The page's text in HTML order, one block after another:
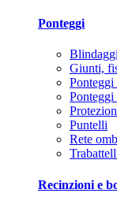
Ponteggi
Giunti,
Ponteggi
Ponteggi
Puntelli
Rete
Recinzioni e